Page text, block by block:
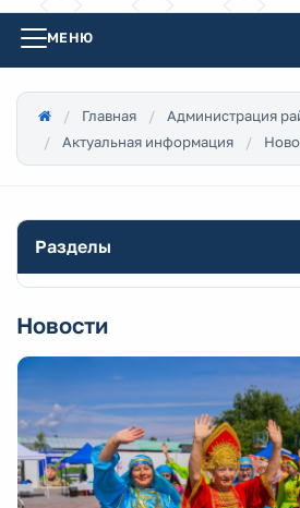
МЕНЮ
Главная
Администрация
Актуальная информация
Разделы
Новости